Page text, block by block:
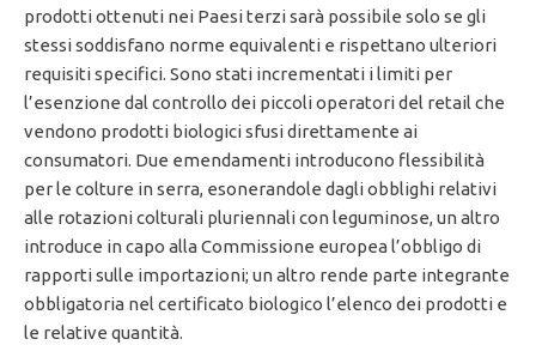
prodotti ottenuti nei Paesi terzi sarà possibile solo se gli
stessi soddisfano norme equivalenti e rispettano ulteriori
requisiti specifici. Sono stati incrementati i limiti per
l’esenzione dal controllo dei piccoli operatori del retail che
vendono prodotti biologici sfusi direttamente ai
consumatori. Due emendamenti introducono flessibilità
per le colture in serra, esonerandole dagli obblighi relativi
alle rotazioni colturali pluriennali con leguminose, un altro
introduce in capo alla Commissione europea l’obbligo di
rapporti sulle importazioni; un altro rende parte integrante
obbligatoria nel certificato biologico l’elenco dei prodotti e
le relative quantità.